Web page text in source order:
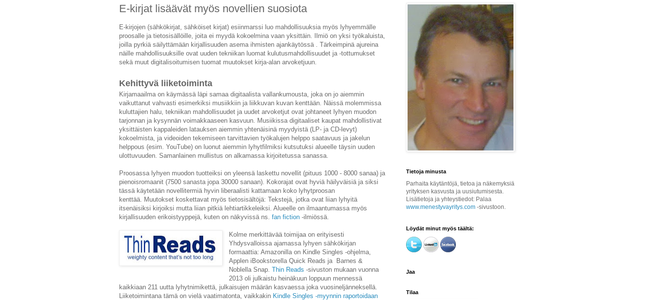
E-kirjat lisäävät myös novellien suosiota
E-kirjojen (sähkökirjat, sähköiset kirjat) esiinmarssi luo mahdollisuuksia myös lyhyemmälle
proosalle ja tietosisällöille, joita ei myydä kokoelmina vaan yksittäin. Ilmiö on yksi työkaluista,
joilla pyrkiä säilyttämään kirjallisuuden asema ihmisten ajankäytössä . Tärkeimpinä ajureina
näille mahdollisuuksille ovat uuden tekniikan luomat kulutusmahdollisuudet ja -tottumukset
sekä muut digitalisoitumisen tuomat muutokset kirja-alan arvoketjuun.
Kehittyvä liiketoiminta
Kirjamaailma on käymässä läpi samaa digitaalista vallankumousta, joka on jo aiemmin
vaikuttanut vahvasti esimerkiksi musiikkiin ja liikkuvan kuvan kenttään. Näissä molemmissa
kuluttajien halu, tekniikan mahdollisuudet ja uudet arvoketjut ovat johtaneet lyhyen muodon
tarjonnan ja kysynnän voimakkaaseen kasvuun. Musiikissa digitaaliset kaupat mahdollistivat
yksittäisten kappaleiden latauksen aiemmin yhtenäisinä myydyistä (LP- ja CD-levyt)
kokoelmista, ja videoiden tekemiseen tarvittavien työkalujen helppo saatavuus ja jakelun
helppous (esim. YouTube) on luonut aiemmin lyhytfilmiksi kutsutuksi alueelle täysin uuden
ulottuvuuden. Samanlainen mullistus on alkamassa kirjoitetussa sanassa.
Proosassa lyhyen muodon tuotteiksi on yleensä laskettu novellit (pituus 1000 - 8000 sanaa) ja
pienoisromaanit (7500 sanasta jopa 30000 sanaan). Kokorajat ovat hyviä häilyväisiä ja siksi
tässä käytetään novellitermiä hyvin liberaalisti kattamaan koko lyhytproosan
kenttää. Muutokset koskettavat myös tietosisältöjä: Tekstejä, jotka ovat liian lyhyitä
itsenäisiksi kirjoiksi mutta liian pitkiä lehtiartikkeleiksi. Alueelle on ilmaantumassa myös
kirjallisuuden erikoistyyppejä, kuten on näkyvissä ns. fan fiction -ilmiössä.
Kolme merkittävää toimijaa on erityisesti
Yhdysvalloissa ajamassa lyhyen sähkökirjan
formaattia: Amazonilla on Kindle Singles -ohjelma,
Applen iBookstorella Quick Reads ja Barnes &
Noblella Snap.Thin Reads -sivuston mukaan vuonna
2013 oli julkaistu heinäkuun loppuun mennessä
kaikkiaan 211 uutta lyhytnimikettä, julkaisujen määrän kasvaessa joka vuosineljänneksellä.
Liiketoimintana tämä on vielä vaatimatonta, vaikkakin Kindle Singles -myynnin raportoidaan
Tietoja minusta
Parhaita käytäntöjä, tietoa ja näkemyksiä
yrityksen kasvusta ja uusiutumisesta.
Lisätietoja ja yhteystiedot: Palaa
www.menestyvayritys.com -sivustoon.
Löydät minut myös täältä:
Jaa
Tilaa